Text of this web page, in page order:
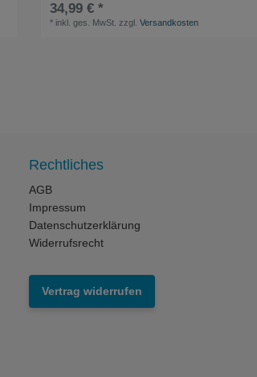
34,99 € *
* inkl. ges. MwSt. zzgl.Versandkosten
Rechtliches
AGB
Impressum
Datenschutzerklärung
Widerrufsrecht
Vertrag widerrufen